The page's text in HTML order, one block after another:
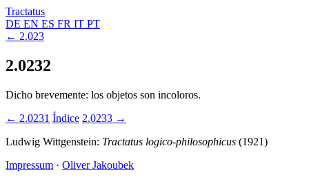
Tractatus
DE EN ES FR IT PT
← 2.023
2.0232
Dicho brevemente: los objetos son incoloros.
← 2.0231 Índice 2.0233 →
Ludwig Wittgenstein: Tractatus logico-philosophicus (1921)
Impressum · Oliver Jakoubek